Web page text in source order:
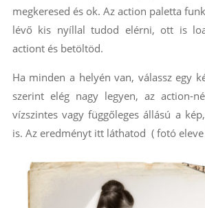
megkeresed és ok. Az action paletta
lévő kis nyíllal tudod elérni, ott is
actiont és betöltöd.
Ha minden a helyén van, válassz egy
szerint elég nagy legyen, az action-
vízszintes vagy függőleges állású a
is. Az eredményt itt láthatod ( fotó